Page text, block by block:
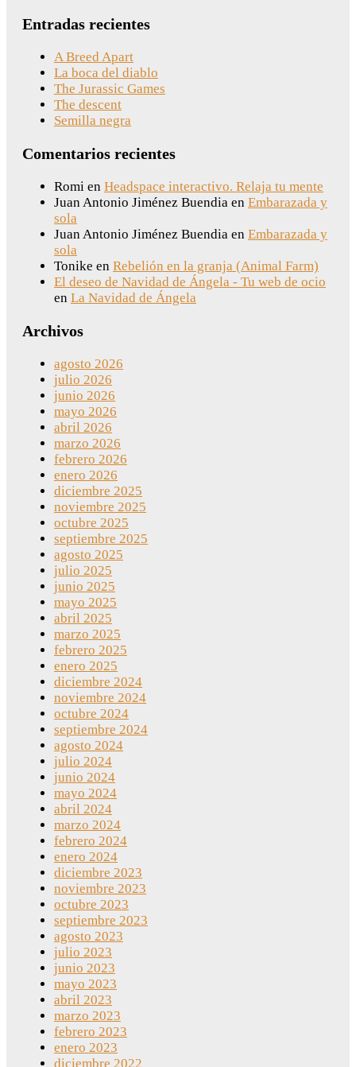
Entradas recientes
A Breed Apart
La boca del diablo
The Jurassic Games
The descent
Semilla negra
Comentarios recientes
Romi en Headspace interactivo. Relaja tu mente
Juan Antonio Jiménez Buendia en Embarazada y
sola
Juan Antonio Jiménez Buendia en Embarazada y
sola
Tonike en Rebelión en la granja (Animal Farm)
El deseo de Navidad de Ángela - Tu web de ocio
en La Navidad de Ángela
Archivos
agosto 2026
julio 2026
junio 2026
mayo 2026
abril 2026
marzo 2026
febrero 2026
enero 2026
diciembre 2025
noviembre 2025
octubre 2025
septiembre 2025
agosto 2025
julio 2025
junio 2025
mayo 2025
abril 2025
marzo 2025
febrero 2025
enero 2025
diciembre 2024
noviembre 2024
octubre 2024
septiembre 2024
agosto 2024
julio 2024
junio 2024
mayo 2024
abril 2024
marzo 2024
febrero 2024
enero 2024
diciembre 2023
noviembre 2023
octubre 2023
septiembre 2023
agosto 2023
julio 2023
junio 2023
mayo 2023
abril 2023
marzo 2023
febrero 2023
enero 2023
diciembre 2022